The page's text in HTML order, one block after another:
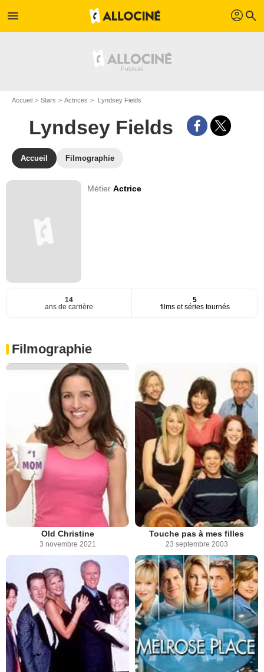
menu profil search
Accueil Stars Actrices Lyndsey Fields
Lyndsey Fields
Accueil Filmographie
MétierActrice
14
ans de carrière
5
films et séries tournés
Filmographie
Old Christine
3 novembre 2021
Touche pas à mes filles
23 septembre 2003